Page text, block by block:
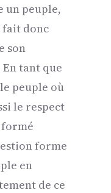
un peuple,
fait donc
son
tant que
peuple où
le respect
forme
en
de ce